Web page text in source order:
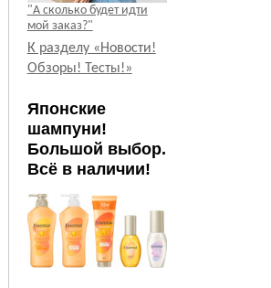
"А сколько будет идти
мой заказ?"
К разделу «Новости!
Обзоры! Тесты!»
Японские
шампуни!
Большой выбор.
Всё в наличии!